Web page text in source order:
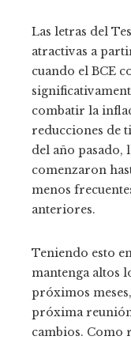
Las letras del
atractivas a
cuando el BCE
combatir la
reducciones de
del año pasado,
comenzaron
menos
anteriores.
Teniendo esto
mantenga altos
próximos
próxima
cambios. Como